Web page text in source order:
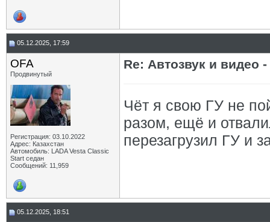
05.12.2025, 17:59
OFA
Продвинутый
Регистрация: 03.10.2022
Адрес: Казахстан
Автомобиль: LADA Vesta Classic
Start седан
Сообщений: 11,959
Re: Автозвук и видео -
Чёт я свою ГУ не
разом, ещё и
перезагрузил ГУ и
05.12.2025, 18:51